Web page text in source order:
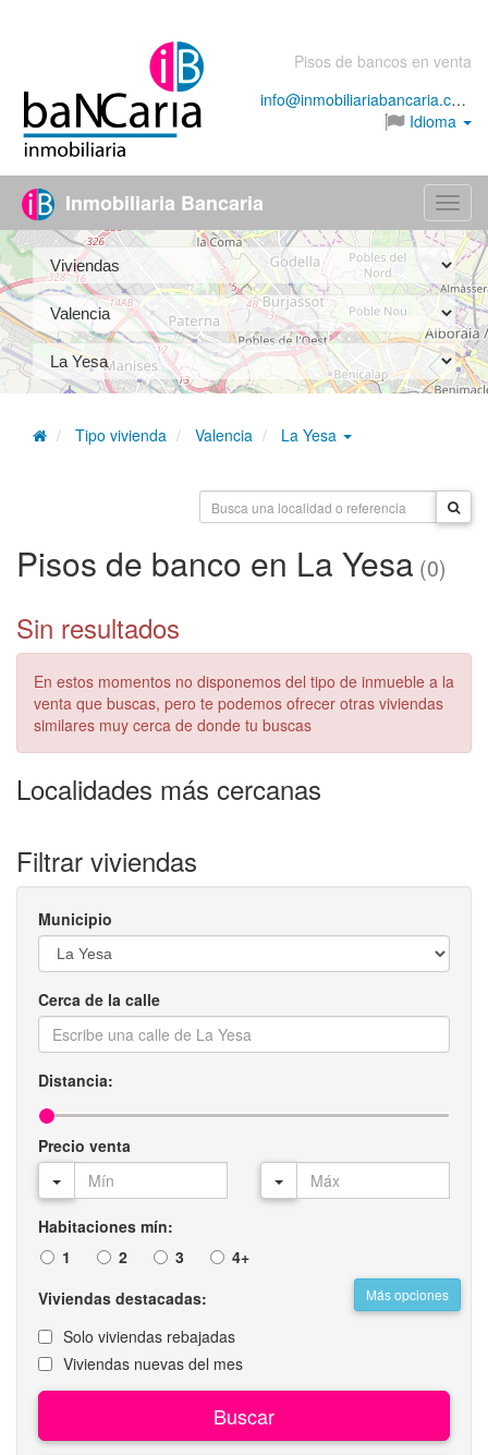
Pisos de bancos en venta
info@inmobiliariabancaria.com
Idioma
Menú
Inmobiliaria Bancaria
Tipo vivienda Valencia La Yesa
Pisos de banco en La Yesa (0)
Sin resultados
En estos momentos no disponemos del tipo de inmueble a la
venta que buscas, pero te podemos ofrecer otras viviendas
similares muy cerca de donde tu buscas
Localidades más cercanas
Filtrar viviendas
Municipio
Cerca de la calle
Distancia:
Precio venta
Habitaciones mín:
1
2 3 4+
Más opciones
Viviendas destacadas:
Solo viviendas rebajadas
Viviendas nuevas del mes
Buscar